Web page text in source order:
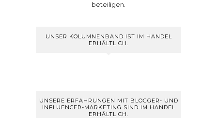
beteiligen.
UNSER KOLUMNENBAND IST IM HANDEL
ERHÄLTLICH.
UNSERE ERFAHRUNGEN MIT BLOGGER- UND
INFLUENCER-MARKETING SIND IM HANDEL
ERHÄLTLICH.